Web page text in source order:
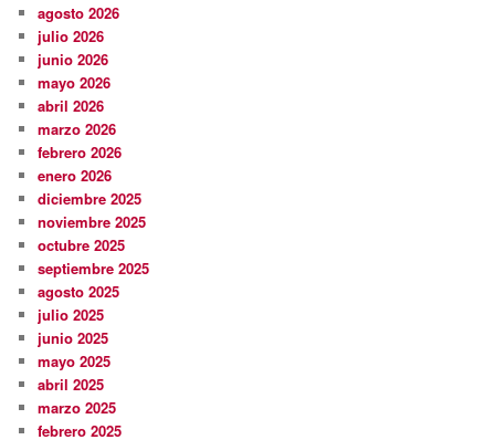
agosto 2026
julio 2026
junio 2026
mayo 2026
abril 2026
marzo 2026
febrero 2026
enero 2026
diciembre 2025
noviembre 2025
octubre 2025
septiembre 2025
agosto 2025
julio 2025
junio 2025
mayo 2025
abril 2025
marzo 2025
febrero 2025